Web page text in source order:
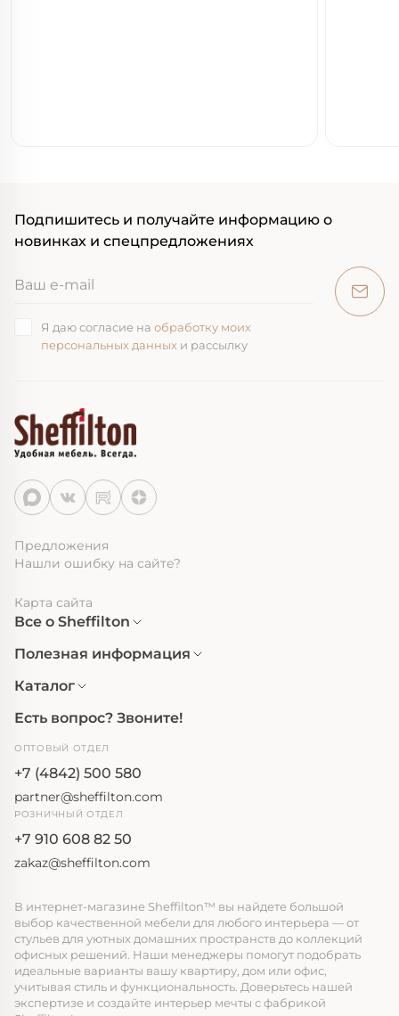
Подпишитесь и получайте информацию о
новинках и спецпредложениях
Я даю согласие на обработку моих
персональных данных и рассылку
Предложения
Нашли ошибку на сайте?
Карта сайта
Все о Sheffilton
Полезная информация
Каталог
Есть вопрос? Звоните!
ОПТОВЫЙ ОТДЕЛ
+7 (4842) 500 580
partner@sheffilton.com
РОЗНИЧНЫЙ ОТДЕЛ
+7 910 608 82 50
zakaz@sheffilton.com
В интернет-магазине Sheffilton™ вы найдете большой
выбор качественной мебели для любого интерьера — от
стульев для уютных домашних пространств до коллекций
офисных решений. Наши менеджеры помогут подобрать
идеальные варианты вашу квартиру, дом или офис,
учитывая стиль и функциональность. Доверьтесь нашей
экспертизе и создайте интерьер мечты с фабрикой